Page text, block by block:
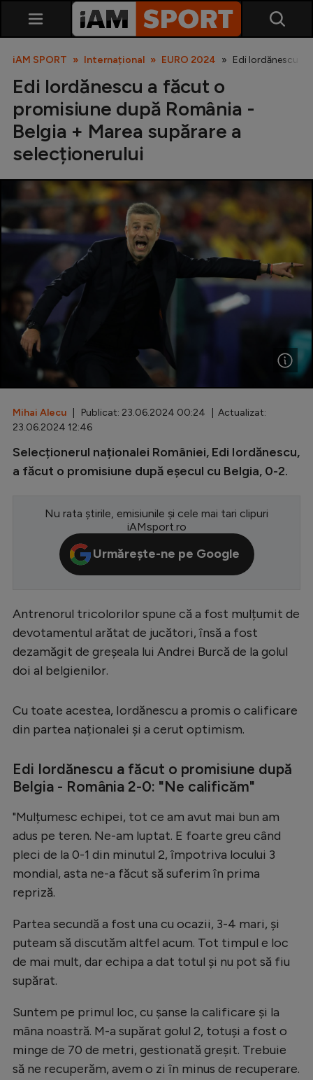
SuperLiga
Liga 2
Cupa României
Echipa Națională
U21
Fotbal feminin
Inedit
Clasamente
Europa League
Conference League
CM 2026
LaLiga
Serie A
Bundesliga
Campionate
EURO 2024
Clasamente
Handbal
Natație
Gimnastică
Auto
Rugby
iAM SPORT Internațional EURO 2024 Edi Iordănescu a
Edi Iordănescu a făcut o
promisiune după România -
Belgia + Marea supărare a
selecționerului
Mihai Alecu | Publicat: 23.06.2024 00:24 | Actualizat:
23.06.2024 12:46
Selecționerul naționalei României, Edi Iordănescu,
a făcut o promisiune după eșecul cu Belgia, 0-2.
Nu rata știrile, emisiunile și cele mai tari clipuri
iAMsport.ro
Urmărește-ne pe Google
Antrenorul tricolorilor spune că a fost mulțumit de
devotamentul arătat de jucători, însă a fost
dezamăgit de greșeala lui Andrei Burcă de la golul
doi al belgienilor.
Cu toate acestea, Iordănescu a promis o calificare
din partea naționalei și a cerut optimism.
Edi Iordănescu a făcut o promisiune după
Belgia - România 2-0: "Ne calificăm"
"Mulțumesc echipei, tot ce am avut mai bun am
adus pe teren. Ne-am luptat. E foarte greu când
pleci de la 0-1 din minutul 2, împotriva locului 3
mondial, asta ne-a făcut să suferim în prima
repriză.
Partea secundă a fost una cu ocazii, 3-4 mari, și
puteam să discutăm altfel acum. Tot timpul e loc
de mai mult, dar echipa a dat totul și nu pot să fiu
supărat.
Suntem pe primul loc, cu șanse la calificare și la
mâna noastră. M-a supărat golul 2, totuși a fost o
minge de 70 de metri, gestionată greșit. Trebuie
să ne recuperăm, avem o zi în minus de recuperare.